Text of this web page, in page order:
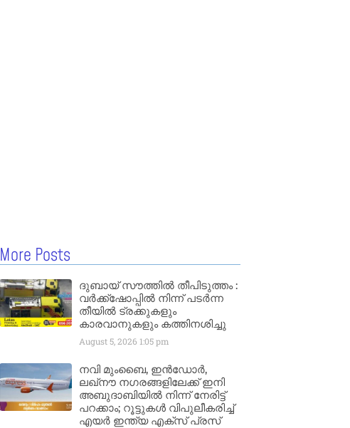
More Posts
ദുബായ് സൗത്തിൽ തീപിടുത്തം :
വർക്ക്‌ഷോപ്പിൽ നിന്ന് പടർന്ന
തീയിൽ ട്രക്കുകളും
കാരവാനുകളും കത്തിനശിച്ചു
August 5, 2026 1:05 pm
നവി മുംബൈ, ഇൻഡോർ,
ലഖ്നൗ നഗരങ്ങളിലേക്ക് ഇനി
അബുദാബിയിൽ നിന്ന് നേരിട്ട്
പറക്കാം; റൂട്ടുകൾ വിപുലീകരിച്ച്
എയർ ഇന്ത്യ എക്സ് പ്രസ്